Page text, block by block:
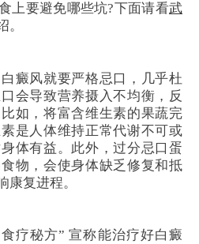
上要避免哪些坑?下面请看武
。
风就要严格忌口，几乎杜
会导致营养摄入不均衡，反
如，将富含维生素的果蔬完
是人体维持正常代谢不可或
体有益。此外，过分忌口蛋
物，会使身体缺乏修复和抵
康复进程。
秘方” 宣称能治疗好白癜